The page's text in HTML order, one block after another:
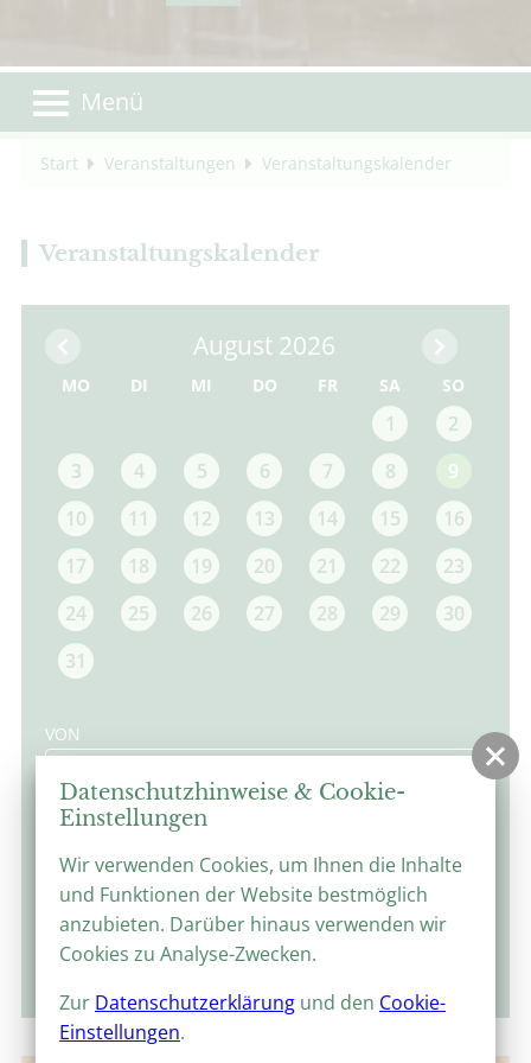
Menü
Start Veranstaltungen Veranstaltungskalender
Veranstaltungskalender
August 2026
MO DI MI DO FR SA SO
1
2
3
4 5 6 7 8
9
10
11 12 13 14 15
16
17
18 19 20 21 22
23
24
25 26 27 28 29
30
31
VON
BIS
suchen
Datenschutzhinweise & Cookie-
Einstellungen
Wir verwenden Cookies, um Ihnen die Inhalte
und Funktionen der Website bestmöglich
anzubieten. Darüber hinaus verwenden wir
Cookies zu Analyse-Zwecken.
Zur Datenschutzerklärung und den Cookie-
Einstellungen.